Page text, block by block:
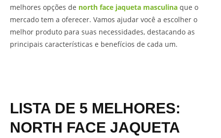
melhores opções de north face jaqueta masculina que o
mercado tem a oferecer. Vamos ajudar você a escolher o
melhor produto para suas necessidades, destacando as
principais características e benefícios de cada um.
LISTA DE 5 MELHORES:
NORTH FACE JAQUETA